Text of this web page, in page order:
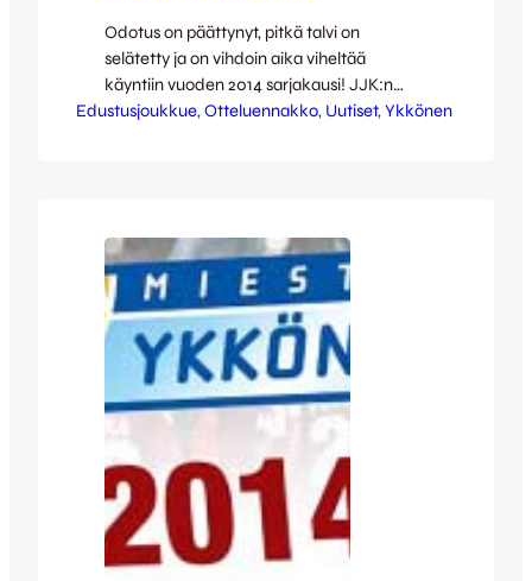
Odotus on päättynyt, pitkä talvi on
selätetty ja on vihdoin aika viheltää
käyntiin vuoden 2014 sarjakausi! JJK:n
osalta Ykkönen starttaa lauantaina kello 15
nousukamppailussa, mutta joutui lopulta
taipumaan taistossa SJK:lle. Kesken viime
kauden valmentajaksi HJK:n…
Edustusjoukkue, Otteluennakko, Uutiset, Ykkönen